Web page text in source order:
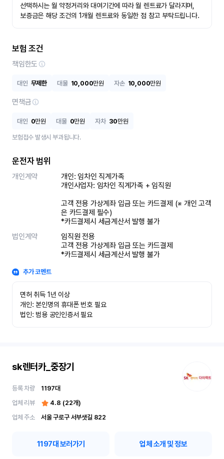
선택하시는 월 약정거리와 대여기간에 따라 월 렌트료가 달라지며,
보증금은 해당 조건의 1개월 렌트료와 동일한 점 참고 부탁드립니다.
보험 조건
책임한도
대인 무제한 대물 10,000만원 자손 10,000만원
면책금
대인 0만원 대물 0만원 자차 30만원
보험접수 발생시 부과됩니다.
운전자 범위
개인계약
개인: 임차인 직계가족
개인사업자: 임차인 직계가족 + 임직원
고객 전용 가상계좌 입금 또는 카드결제 (※ 개인 고객
은 카드결제 필수)
*카드결제시 세금계산서 발행 불가
법인계약
임직원 전용
고객 전용 가상계좌 입금 또는 카드결제
*카드결제시 세금계산서 발행 불가
추가 코멘트
면허 취득 1년 이상
개인: 본인명의 휴대폰 번호 필요
법인: 범용 공인인증서 필요
sk렌터카_중장기
등록 차량 1197대
업체 리뷰
4.8 (22개)
업체 주소
서울 구로구 서부샛길 822
1197대 보러가기 업체 소개 및 정보